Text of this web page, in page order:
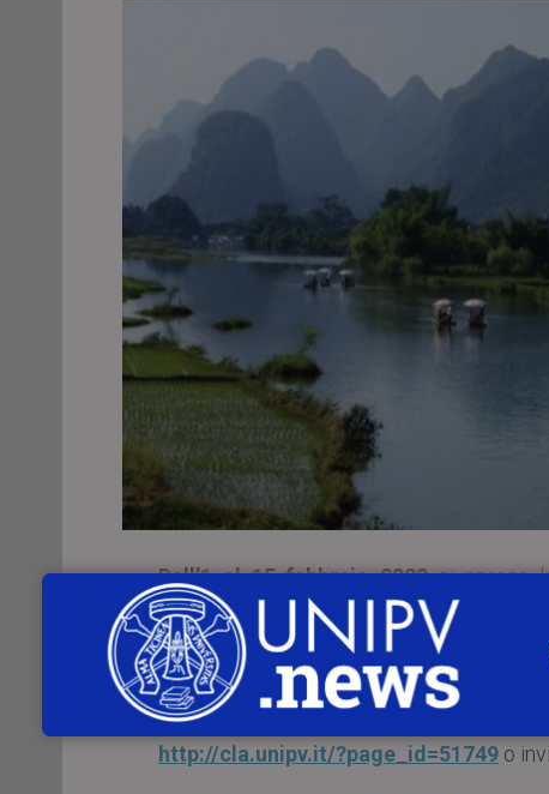
Dall’1 al 15 febbraio 2023si aprono
organizzati dal Centro Linguistico
I corsi di 30 ore si svolgeranno da marzo
Per maggiori informazioni, potete
http://cla.unipv.it/?page_id=51749 o